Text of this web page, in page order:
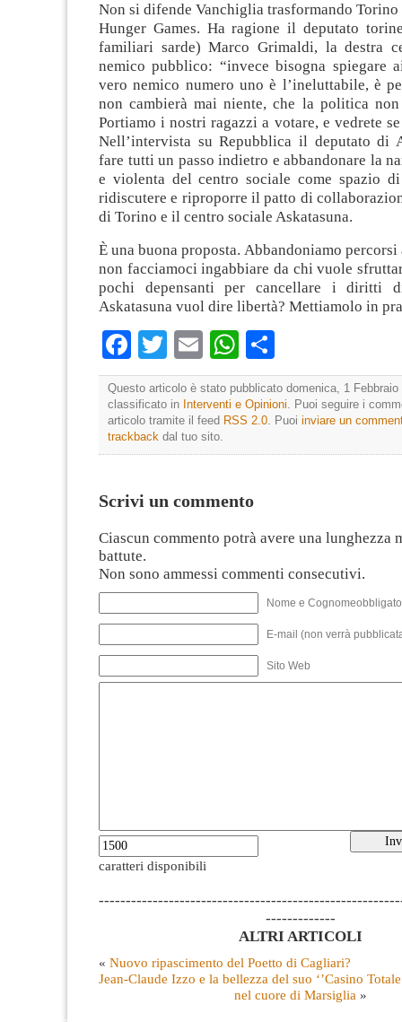
Non si difende Vanchiglia trasformando Torino
Hunger Games. Ha ragione il deputato
familiari sarde) Marco Grimaldi, la destra
nemico pubblico: “invece bisogna spiegare
vero nemico numero uno è l’ineluttabile, è
non cambierà mai niente, che la politica
Portiamo i nostri ragazzi a votare, e vedrete
Nell’intervista su Repubblica il deputato di
fare tutti un passo indietro e abbandonare la
e violenta del centro sociale come spazio
ridiscutere e riproporre il patto di
di Torino e il centro sociale Askatasuna.
È una buona proposta. Abbandoniamo
non facciamoci ingabbiare da chi vuole
pochi depensanti per cancellare i diritti
Askatasuna vuol dire libertà? Mettiamolo in
Facebook
Twitter
EmailWhatsApp
Questo articolo è stato pubblicato domenica, 1 Febbraio
classificato in Interventi e Opinioni . Puoi seguire i
articolo tramite il feed RSS 2.0 . Puoi inviare un
trackback dal tuo sito.
Scrivi un commento
Ciascun commento potrà avere una lunghezza
battute.
Non sono ammessi commenti consecutivi.
Nome e
E-mail (non verrà
Sito Web
caratteri disponibili
-------------
ALTRI ARTICOLI
« Nuovo ripascimento del Poetto di Cagliari?
Jean-Claude Izzo e la bellezza del suo ‘’Casino
nel cuore di Marsiglia »